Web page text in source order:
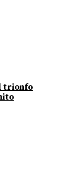
trionfo